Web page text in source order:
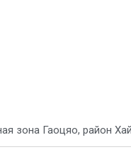
зона Гаоцяо, район